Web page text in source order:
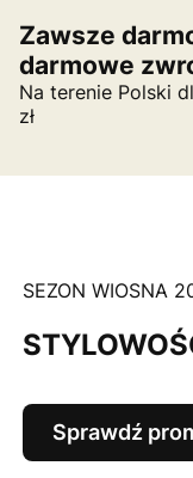
Zawsze
darmowe
Na terenie Polski
zł
SEZON WIOSNA
Sprawdź